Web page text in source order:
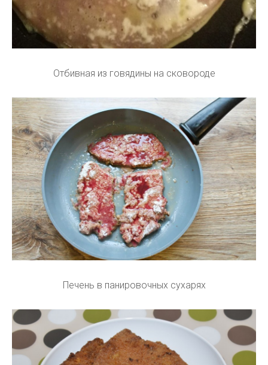
Отбивная из говядины на сковороде
Печень в панировочных сухарях